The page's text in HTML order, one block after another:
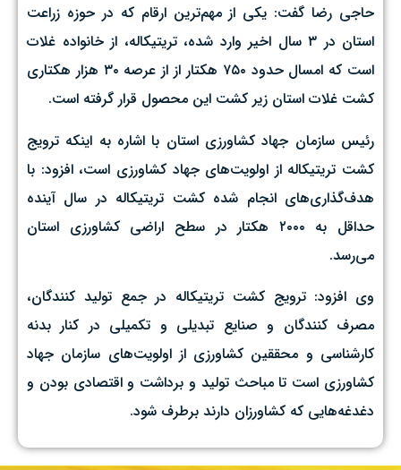
حاجی رضا گفت: یکی از مهم‌ترین ارقام که در حوزه زراعت
استان در ۳ سال اخیر وارد شده، تریتیکاله، از خانواده غلات
است که امسال حدود ۷۵۰ هکتار از از عرصه ۳۰ هزار هکتاری
کشت غلات استان زیر کشت این محصول قرار گرفته است.
رئیس سازمان جهاد کشاورزی استان با اشاره به اینکه ترویج
کشت تریتیکاله از اولویت‌های جهاد کشاورزی است، افزود: با
هدف‌گذاری‌های انجام شده کشت تریتیکاله در سال آینده
حداقل به ۲۰۰۰ هکتار در سطح اراضی کشاورزی استان
می‌رسد.
وی افزود: ترویج کشت تریتیکاله در جمع تولید کنندگان،
مصرف کنندگان و صنایع تبدیلی و تکمیلی در کنار بدنه
کارشناسی و محققین کشاورزی از اولویت‌های سازمان جهاد
کشاورزی است تا مباحث تولید و برداشت و اقتصادی بودن و
دغدغه‌هایی که کشاورزان دارند برطرف شود.